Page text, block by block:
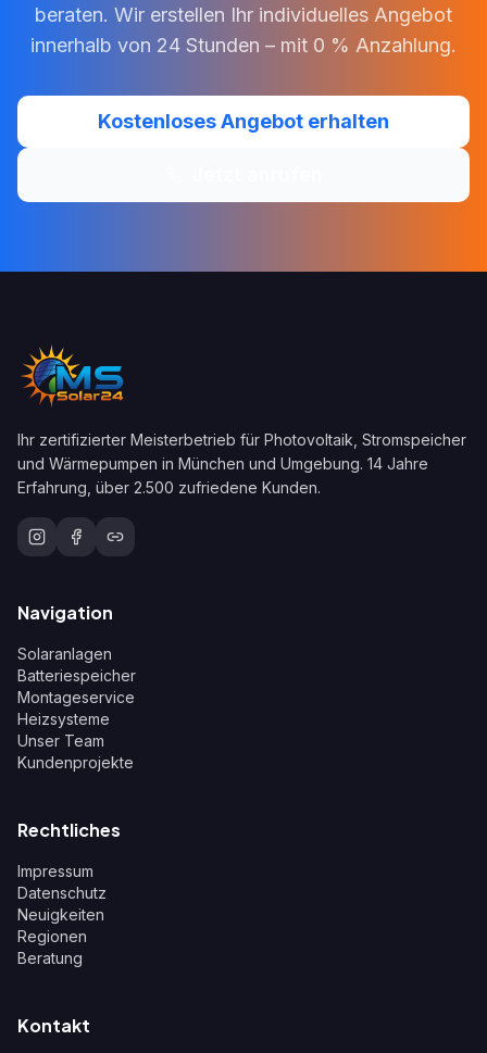
beraten. Wir erstellen Ihr individuelles Angebot
innerhalb von 24 Stunden – mit 0 % Anzahlung.
Kostenloses Angebot erhalten
Ihr zertifizierter Meisterbetrieb für Photovoltaik, Stromspeicher
und Wärmepumpen in München und Umgebung. 14 Jahre
Erfahrung, über 2.500 zufriedene Kunden.
Navigation
Solaranlagen
Batteriespeicher
Montageservice
Heizsysteme
Unser Team
Kundenprojekte
Rechtliches
Impressum
Datenschutz
Neuigkeiten
Regionen
Beratung
Kontakt